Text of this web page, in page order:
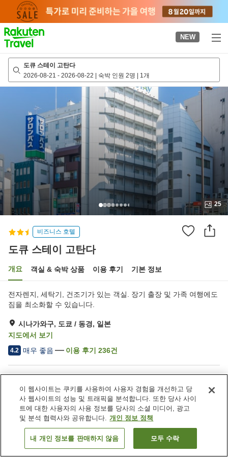
page
NEW
도큐 스테이 고탄다
2026-08-21 - 2026-08-22 | 숙박 인원 2명 | 1개
25
비즈니스 호텔
도큐 스테이 고탄다
개요 객실 & 숙박 상품 이용 후기 기본 정보
전자렌지, 세탁기, 건조기가 있는 객실. 장기 출장 및 가족 여행에도
짐을 최소화할 수 있습니다.
시나가와구, 도쿄 / 동경, 일본
지도에서 보기
4.2 매우 좋음 이용 후기 236건
Wi-Fi
레스토랑
자동판매기
택배
객실 보기
이 웹사이트는 쿠키를 사용하여 사용자 경험을 개선하고 당
사 웹사이트의 성능 및 트래픽을 분석합니다. 또한 당사 사이
트에 대한 사용자의 사용 정보를 당사의 소셜 미디어, 광고
및 분석 협력사와 공유합니다. 개인 정보 정책
내 개인 정보를 판매하지 않음 모두 수락